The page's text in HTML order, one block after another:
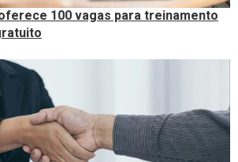
100 vagas para treinamento